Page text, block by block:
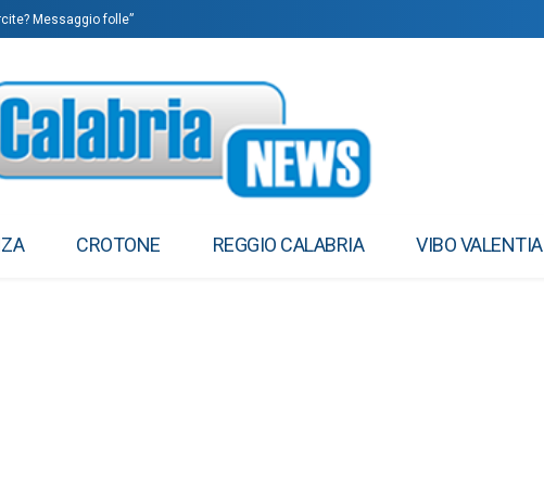
Messaggio folle”
CROTONE REGGIO CALABRIA VIBO VALENTIA